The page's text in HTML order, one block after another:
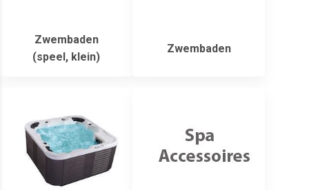
Zwembaden
(speel, klein)
Zwembaden